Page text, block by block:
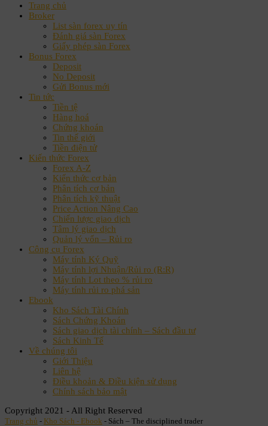
Trang chủ
Broker
List sàn forex uy tín
Đánh giá sàn Forex
Giấy phép sàn Forex
Bonus Forex
Deposit
No Deposit
Gửi Bonus mới
Tin tức
Tiền tệ
Hàng hoá
Chứng khoán
Tin thế giới
Tiền điện tử
Kiến thức Forex
Forex A-Z
Kiến thức cơ bản
Phân tích cơ bản
Phân tích kỹ thuật
Price Action Nâng Cao
Chiến lược giao dịch
Tâm lý giao dịch
Quản lý vốn – Rủi ro
Công cụ Forex
Máy tính Ký Quỹ
Máy tính lợi Nhuận/Rủi ro (R:R)
Máy tính Lot theo % rủi ro
Máy tính rủi ro phá sản
Ebook
Kho Sách Tài Chính
Sách Chứng Khoán
Sách giao dịch tài chính – Sách đầu tư
Sách Kinh Tế
Về chúng tôi
Giới Thiệu
Liên hệ
Điều khoản & Điều kiện sử dụng
Chính sách bảo mật
Copyright 2021 - All Right Reserved
Trang chủ - Kho Sách - Ebook - Sách – The disciplined trader